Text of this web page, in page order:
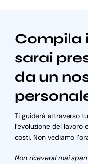
Compila
sarai
da un
Ti guiderà attraverso
l’evoluzione del
costi. Non vediamo
Non riceverai mai